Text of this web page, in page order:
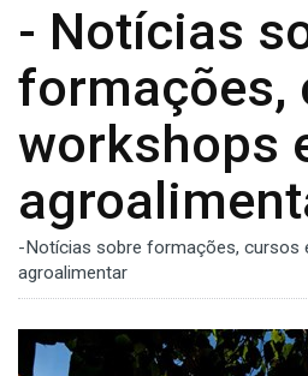
- Notícias
formações,
workshops
-Notícias sobre formações, cursos
agroalimentar